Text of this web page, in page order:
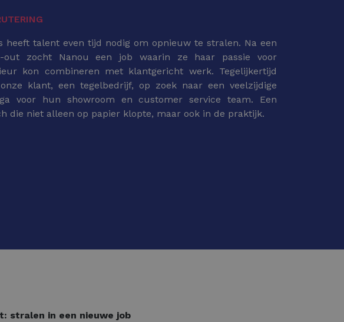
heeft talent even tijd nodig om opnieuw te stralen. Na een
out zocht Nanou een job waarin ze haar passie voor
kon combineren met klantgericht werk. Tegelijkertijd
klant, een tegelbedrijf, op zoek naar een veelzijdige
voor hun showroom en customer service team. Een
die niet alleen op papier klopte, maar ook in de praktijk.
stralen in een nieuwe job